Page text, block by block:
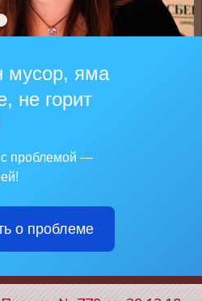
мусор, яма
не горит
с проблемой —
о проблеме